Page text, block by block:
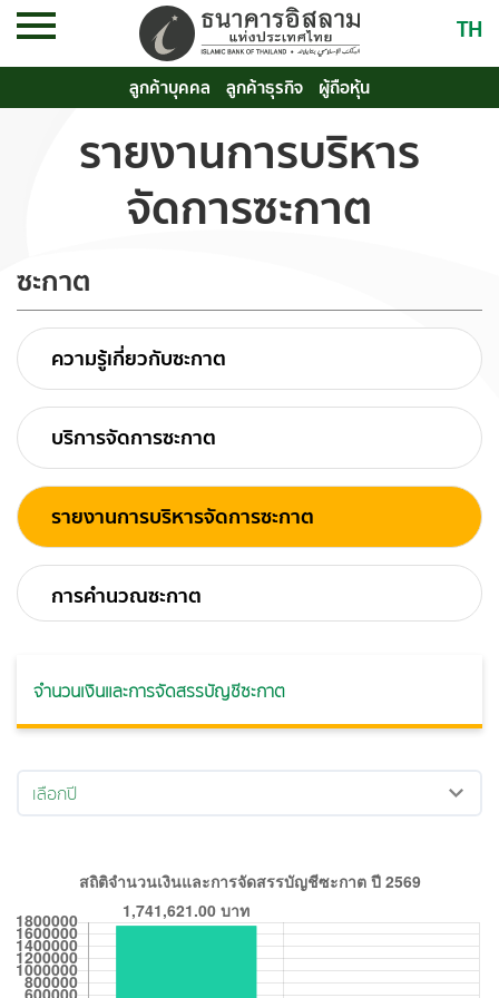
TH
ลูกค้าบุคคล ลูกค้าธุรกิจ ผู้ถือหุ้น
รายงานการบริหาร
จัดการซะกาต
ซะกาต
ความรู้เกี่ยวกับซะกาต
บริการจัดการซะกาต
รายงานการบริหารจัดการซะกาต
การคำนวณซะกาต
จำนวนเงินและการจัดสรรบัญชีซะกาต